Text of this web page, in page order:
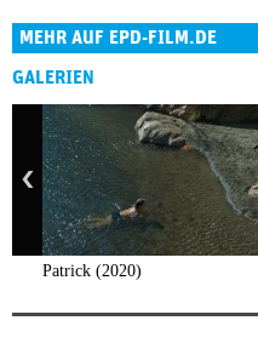
MEHR AUF EPD-FILM.DE
GALERIEN
Patrick (2020)